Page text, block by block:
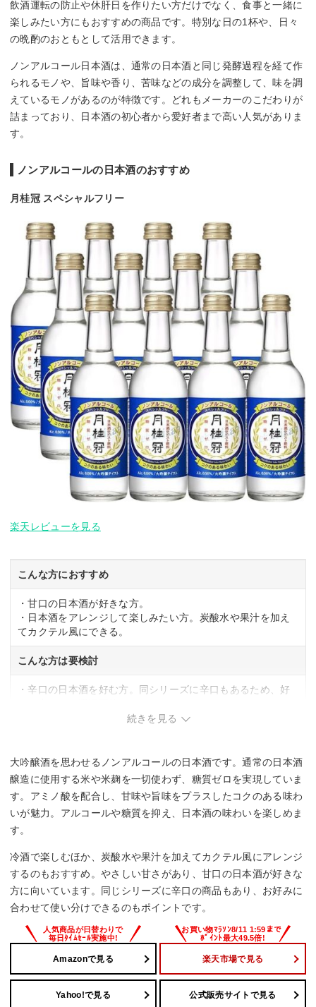
飲酒運転の防止や休肝日を作りたい方だけでなく、食事と一緒に
楽しみたい方にもおすすめの商品です。特別な日の1杯や、日々
の晩酌のおともとして活用できます。
ノンアルコール日本酒は、通常の日本酒と同じ発酵過程を経て作
られるモノや、旨味や香り、苦味などの成分を調整して、味を調
えているモノがあるのが特徴です。どれもメーカーのこだわりが
詰まっており、日本酒の初心者から愛好者まで高い人気がありま
す。
ノンアルコールの日本酒のおすすめ
月桂冠 スペシャルフリー
楽天レビューを見る
こんな方におすすめ
・甘口の日本酒が好きな方。
・日本酒をアレンジして楽しみたい方。炭酸水や果汁を加え
てカクテル風にできる。
こんな方は要検討
・辛口の日本酒を好む方。同シリーズに辛口もあるため、好
続きを見る
大吟醸酒を思わせるノンアルコールの日本酒です。通常の日本酒
醸造に使用する米や米麹を一切使わず、糖質ゼロを実現していま
す。アミノ酸を配合し、甘味や旨味をプラスしたコクのある味わ
いが魅力。アルコールや糖質を抑え、日本酒の味わいを楽しめま
す。
冷酒で楽しむほか、炭酸水や果汁を加えてカクテル風にアレンジ
するのもおすすめ。やさしい甘さがあり、甘口の日本酒が好きな
方に向いています。同じシリーズに辛口の商品もあり、お好みに
合わせて使い分けできるのもポイントです。
Amazonで見る 楽天市場で見る
Yahoo!で見る 公式販売サイトで見る